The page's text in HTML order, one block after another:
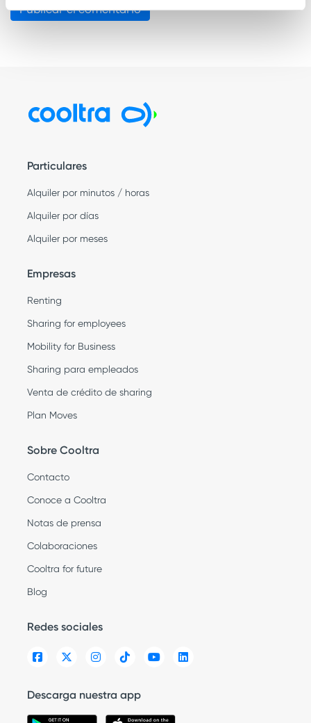
Particulares
Alquiler por minutos / horas
Alquiler por días
Alquiler por meses
Empresas
Renting
Sharing for employees
Mobility for Business
Sharing para empleados
Venta de crédito de sharing
Plan Moves
Sobre Cooltra
Contacto
Conoce a Cooltra
Notas de prensa
Colaboraciones
Cooltra for future
Blog
Redes sociales
Descarga nuestra app